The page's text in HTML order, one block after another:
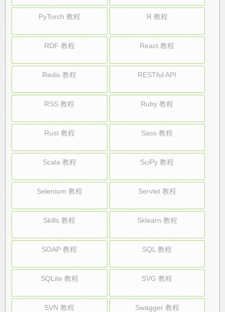
PyTorch 教程 R 教程
RDF 教程 React 教程
Redis 教程 RESTful API
RSS 教程 Ruby 教程
Rust 教程 Sass 教程
Scala 教程 SciPy 教程
Selenium 教程 Servlet 教程
Skills 教程 Sklearn 教程
SOAP 教程 SQL 教程
SQLite 教程 SVG 教程
SVN 教程 Swagger 教程